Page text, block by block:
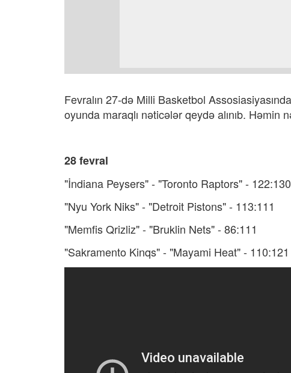
Fevralın 27-də Milli Basketbol
oyunda maraqlı nəticələr qeydə alınıb. Həmin
28 fevral
"İndiana Peysers" - "Toronto Raptors" - 122:130
"Nyu York Niks" - "Detroit Pistons" - 113:111
"Memfis Qrizliz" - "Bruklin Nets" - 86:111
"Sakramento Kinqs" - "Mayami Heat" - 110:121